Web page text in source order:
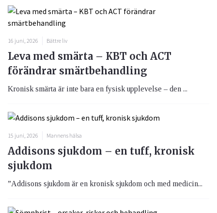
16 juni, 2026 Bättre liv
Leva med smärta – KBT och ACT
förändrar smärtbehandling
Kronisk smärta är inte bara en fysisk upplevelse – den ...
15 juni, 2026 Mannens hälsa
Addisons sjukdom – en tuff, kronisk
sjukdom
”Addisons sjukdom är en kronisk sjukdom och med medicin...